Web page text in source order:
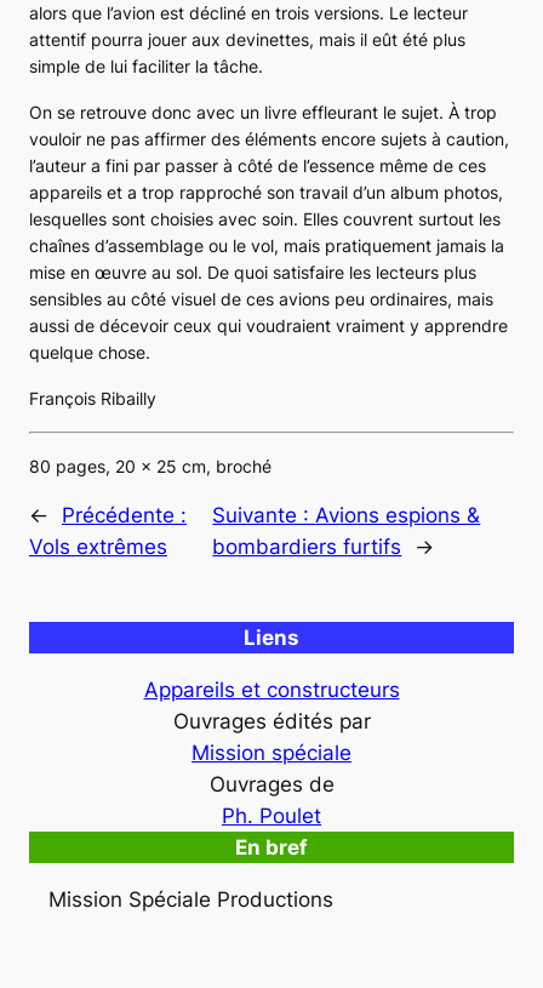
alors que l’avion est décliné en trois versions. Le lecteur
attentif pourra jouer aux devinettes, mais il eût été plus
simple de lui faciliter la tâche.
On se retrouve donc avec un livre effleurant le sujet. À trop
vouloir ne pas affirmer des éléments encore sujets à caution,
l’auteur a fini par passer à côté de l’essence même de ces
appareils et a trop rapproché son travail d’un album photos,
lesquelles sont choisies avec soin. Elles couvrent surtout les
chaînes d’assemblage ou le vol, mais pratiquement jamais la
mise en œuvre au sol. De quoi satisfaire les lecteurs plus
sensibles au côté visuel de ces avions peu ordinaires, mais
aussi de décevoir ceux qui voudraient vraiment y apprendre
quelque chose.
François Ribailly
80 pages, 20 x 25 cm, broché
←
Précédente :
Vols extrêmes
Suivante : Avions espions &
bombardiers furtifs
→
Liens
Appareils et constructeurs
Ouvrages édités par
Mission spéciale
Ouvrages de
Ph. Poulet
En bref
Mission Spéciale Productions